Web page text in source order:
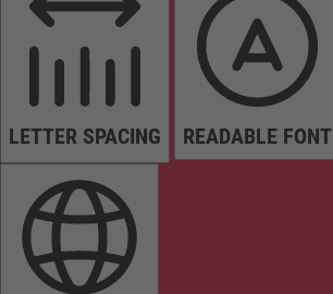
LETTER SPACING READABLE FONT